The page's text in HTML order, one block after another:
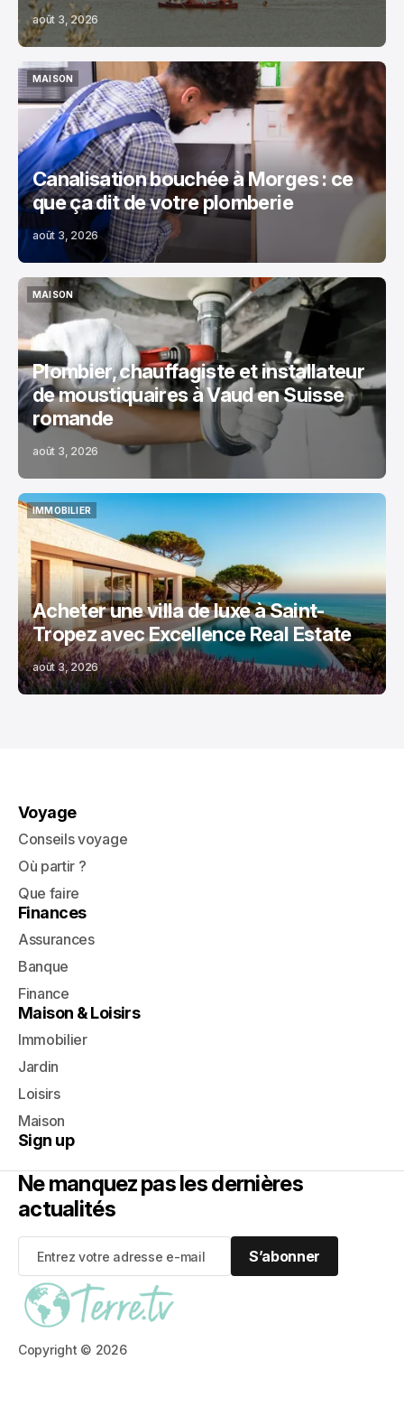
août 3, 2026
MAISON
MAISON
Canalisation bouchée à Morges : ce
que ça dit de votre plomberie
août 3, 2026
MAISON
MAISON
Plombier, chauffagiste et installateur
de moustiquaires à Vaud en Suisse
romande
août 3, 2026
IMMOBILIER
IMMOBILIER
Acheter une villa de luxe à Saint-
Tropez avec Excellence Real Estate
août 3, 2026
Copyright © 2026
Voyage
Conseils voyage
Où partir ?
Que faire
Finances
Assurances
Banque
Finance
Maison & Loisirs
Immobilier
Jardin
Loisirs
Maison
Sign up
Ne manquez pas les dernières
actualités
S’abonner
S’abonner